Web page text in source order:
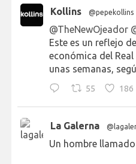
Kollins @pepekollins
@TheNewOjeador
Este es un reflejo
económica del
unas semanas,
55 186
La Galerna
Un hombre